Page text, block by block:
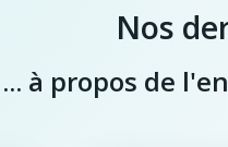
Nos
... à propos de